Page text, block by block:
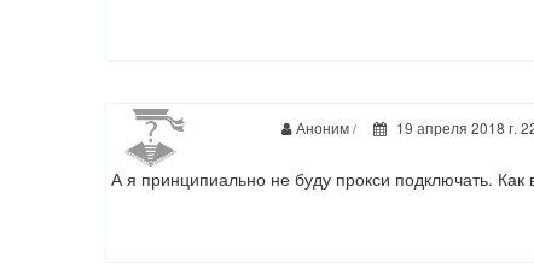
Аноним / 19 апреля 2018 г.
А я принципиально не буду прокси подключать. Как